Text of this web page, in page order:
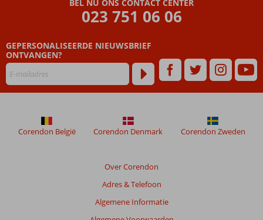
BEL NU ONS CONTACT CENTER
023 751 06 06
GEPERSONALISEERDE NIEUWSBRIEF
ONTVANGEN?
Over Corendon
Adres & Telefoon
Algemene Informatie
Corendon België Corendon Denmark Corendon Zweden